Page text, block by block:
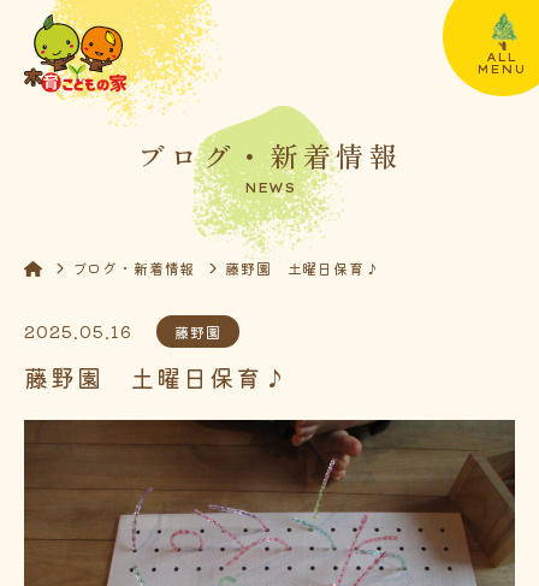
ALL
MENU
ブログ・新着情報
NEWS
ブログ・新着情報 藤野園 土曜日保育♪
2025.05.16 藤野園
藤野園 土曜日保育♪